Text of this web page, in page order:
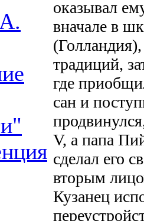
оказывал
вначале в
традиций,
где
сан и
V, а папа
сделал его
вторым
Кузанец